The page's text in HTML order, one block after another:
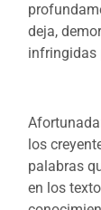
deja,
infringidas
los
palabras
en los